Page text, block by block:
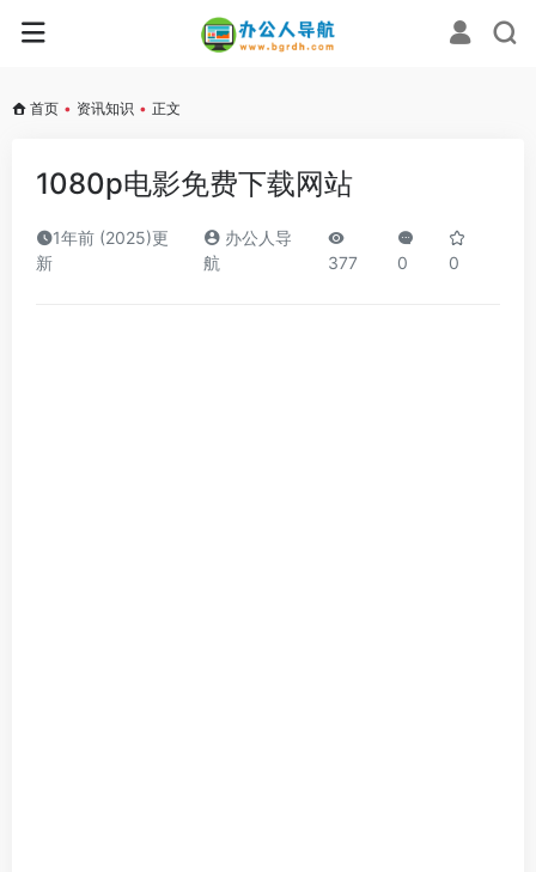
首页 • 资讯知识 • 正文
1080p电影免费下载网站
1年前 (2025)更
新
办公人导
航
377 0 0